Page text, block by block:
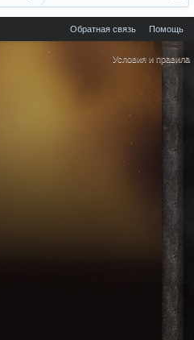
Обратная связь Помощь
Условия и правила